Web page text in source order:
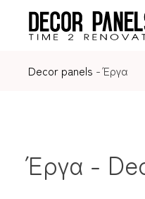
Decor panels -Έργα
Έργα -